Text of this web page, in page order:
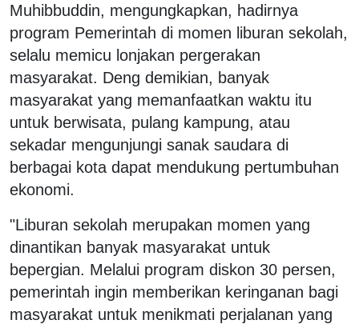
Muhibbuddin, mengungkapkan, hadirnya
program Pemerintah di momen liburan sekolah,
selalu memicu lonjakan pergerakan
masyarakat. Deng demikian, banyak
masyarakat yang memanfaatkan waktu itu
untuk berwisata, pulang kampung, atau
sekadar mengunjungi sanak saudara di
berbagai kota dapat mendukung pertumbuhan
ekonomi.
"Liburan sekolah merupakan momen yang
dinantikan banyak masyarakat untuk
bepergian. Melalui program diskon 30 persen,
pemerintah ingin memberikan keringanan bagi
masyarakat untuk menikmati perjalanan yang